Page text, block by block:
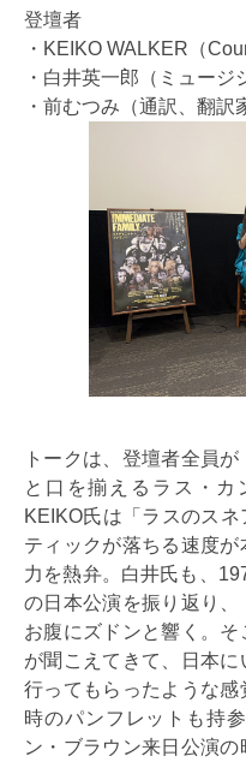
登壇者
・KEIKO WALKER（
・白井英一郎（ミュージ
・前むつみ（通訳、翻訳
トークは、登壇者全員
と口を揃えるラス・カ
KEIKO氏は「ラスのス
ティックが落ちる速度
力を熱弁。白井氏も、
の日本公演を振り返り、
お腹にズドンと響く。
が聞こえてきて、日本
行ってもらったような
時のパンフレットも持
ン・ブラウン来日公演の